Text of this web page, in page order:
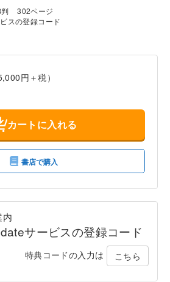
302ページ
スの登録コード
円＋税）
カートに入れる
書店で購入
内
サービスの登録コード
特典コードの入力は こちら